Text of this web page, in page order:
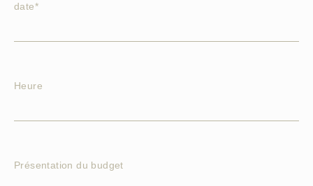
date*
Heure
Présentation du budget